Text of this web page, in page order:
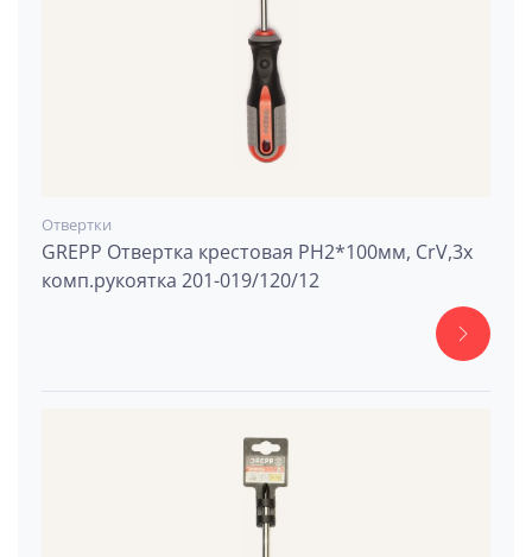
Отвертки
GREPP Отвертка крестовая PH2*100мм, CrV,3х
комп.рукоятка 201-019/120/12